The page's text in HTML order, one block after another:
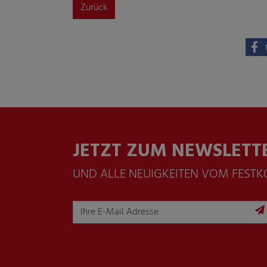
Zurück
JETZT ZUM
UND ALLE NEUIGKEITEN VOM